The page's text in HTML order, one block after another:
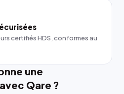
certifiés HDS, conformes au
une
Qare ?